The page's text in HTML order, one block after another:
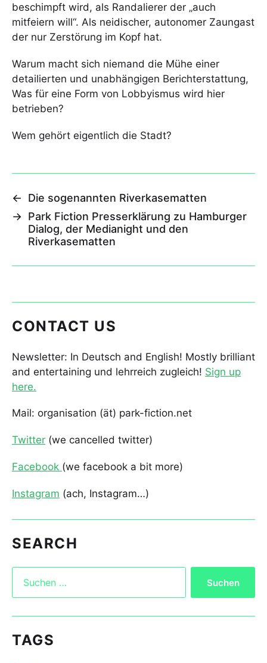
beschimpft wird, als Randalierer der „auch
mitfeiern will“. Als neidischer, autonomer Zaungast
der nur Zerstörung im Kopf hat.
Warum macht sich niemand die Mühe einer
detailierten und unabhängigen Berichterstattung,
Was für eine Form von Lobbyismus wird hier
betrieben?
Wem gehört eigentlich die Stadt?
←
Die sogenannten Riverkasematten
→ Park Fiction Presserklärung zu Hamburger
Dialog, der Medianight und den
Riverkasematten
CONTACT US
Newsletter: In Deutsch and English! Mostly brilliant
and entertaining und lehrreich zugleich! Sign up
here.
Mail: organisation (ät) park-fiction.net
Twitter (we cancelled twitter)
Facebook (we facebook a bit more)
Instagram (ach, Instagram…)
SEARCH
TAGS